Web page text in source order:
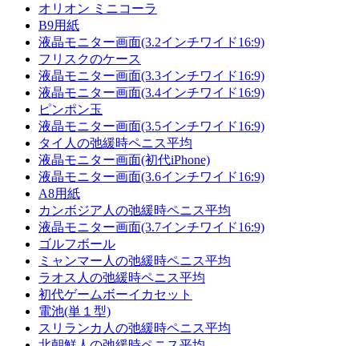
オリオン ミニコーラ
B9用紙
液晶モニター画面(3.2インチワイド16:9)
フリスクのケース
液晶モニター画面(3.3インチワイド16:9)
液晶モニター画面(3.4インチワイド16:9)
ピンポン玉
液晶モニター画面(3.5インチワイド16:9)
タイ人の弛緩時ペニス平均
液晶モニター画面(初代iPhone)
液晶モニター画面(3.6インチワイド16:9)
A8用紙
カンボジア人の弛緩時ペニス平均
液晶モニター画面(3.7インチワイド16:9)
ゴルフボール
ミャンマー人の弛緩時ペニス平均
ラオス人の弛緩時ペニス平均
初代ゲームボーイカセット
電池(単１型)
スリランカ人の弛緩時ペニス平均